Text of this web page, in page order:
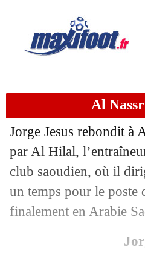
Al
Jorge Jesus rebondit à
par Al Hilal,
club saoudien, où il
un temps pour le poste
finalement en Arabie
:
15/07 Liverpool: 67,5
: El
15/07 Le Havre:
15/07 PSG:
15/07 Espanyol: le
: Lyon